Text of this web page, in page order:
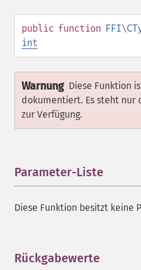
public function
int
Warnung Diese Funktion
dokumentiert. Es steht nur
zur Verfügung.
Parameter-Liste
Diese Funktion besitzt keine
Rückgabewerte